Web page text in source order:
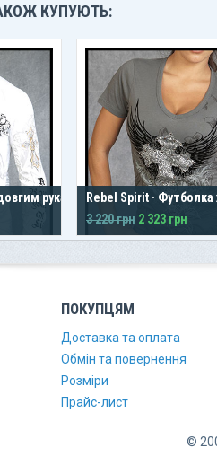
КУПУЮТЬ:
рукавом Rebel Spirit · Футболка
3 220 грн 2 323 грн
ПОКУПЦЯМ
Доставка та оплата
Обмін та повернення
Розміри
Прайс-лист
©